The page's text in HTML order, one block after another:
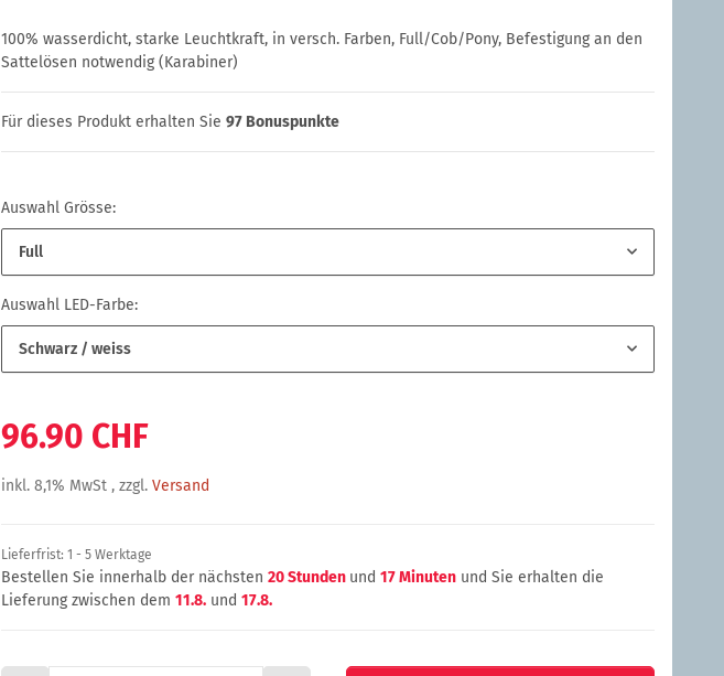
100% wasserdicht, starke Leuchtkraft, in versch. Farben, Full/Cob/Pony, Befestigung an den
Sattelösen notwendig (Karabiner)
Für dieses Produkt erhalten Sie 97 Bonuspunkte
Auswahl Grösse:
Full
Auswahl LED-Farbe:
Schwarz / weiss
96.90 CHF
inkl. 8,1% MwSt , zzgl. Versand
Lieferfrist: 1 - 5 Werktage
Bestellen Sie innerhalb der nächsten 20 Stunden und 17 Minuten und Sie erhalten die
Lieferung zwischen dem 11.8. und 17.8.